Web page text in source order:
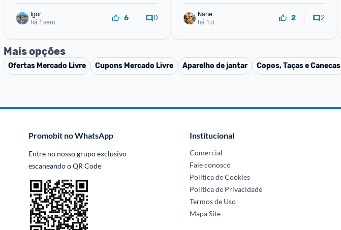
Igor
há 1 sem
6 0
Nane
há 1 d
2 2
Mais opções
Ofertas Mercado Livre Cupons Mercado Livre Aparelho de jantar Copos, Taças e Canecas
Promobit no WhatsApp
Entre no nosso grupo exclusivo
escaneando o QR Code
Institucional
Comercial
Fale conosco
Política de Cookies
Política de Privacidade
Termos de Uso
Mapa Site